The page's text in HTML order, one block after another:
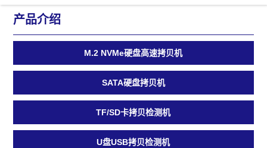
产品介绍
M.2 NVMe硬盘高速拷贝机
SATA硬盘拷贝机
TF/SD卡拷贝检测机
U盘USB拷贝检测机